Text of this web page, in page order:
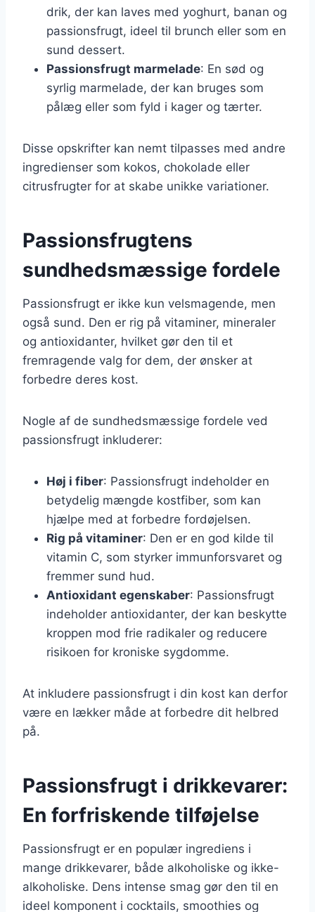
drik, der kan laves med yoghurt, banan og
passionsfrugt, ideel til brunch eller som en
sund dessert.
Passionsfrugt marmelade: En sød og
syrlig marmelade, der kan bruges som
pålæg eller som fyld i kager og tærter.
Disse opskrifter kan nemt tilpasses med andre
ingredienser som kokos, chokolade eller
citrusfrugter for at skabe unikke variationer.
Passionsfrugtens
sundhedsmæssige fordele
Passionsfrugt er ikke kun velsmagende, men
også sund. Den er rig på vitaminer, mineraler
og antioxidanter, hvilket gør den til et
fremragende valg for dem, der ønsker at
forbedre deres kost.
Nogle af de sundhedsmæssige fordele ved
passionsfrugt inkluderer:
Høj i fiber: Passionsfrugt indeholder en
betydelig mængde kostfiber, som kan
hjælpe med at forbedre fordøjelsen.
Rig på vitaminer: Den er en god kilde til
vitamin C, som styrker immunforsvaret og
fremmer sund hud.
Antioxidant egenskaber: Passionsfrugt
indeholder antioxidanter, der kan beskytte
kroppen mod frie radikaler og reducere
risikoen for kroniske sygdomme.
At inkludere passionsfrugt i din kost kan derfor
være en lækker måde at forbedre dit helbred
på.
Passionsfrugt i drikkevarer:
En forfriskende tilføjelse
Passionsfrugt er en populær ingrediens i
mange drikkevarer, både alkoholiske og ikke-
alkoholiske. Dens intense smag gør den til en
ideel komponent i cocktails, smoothies og